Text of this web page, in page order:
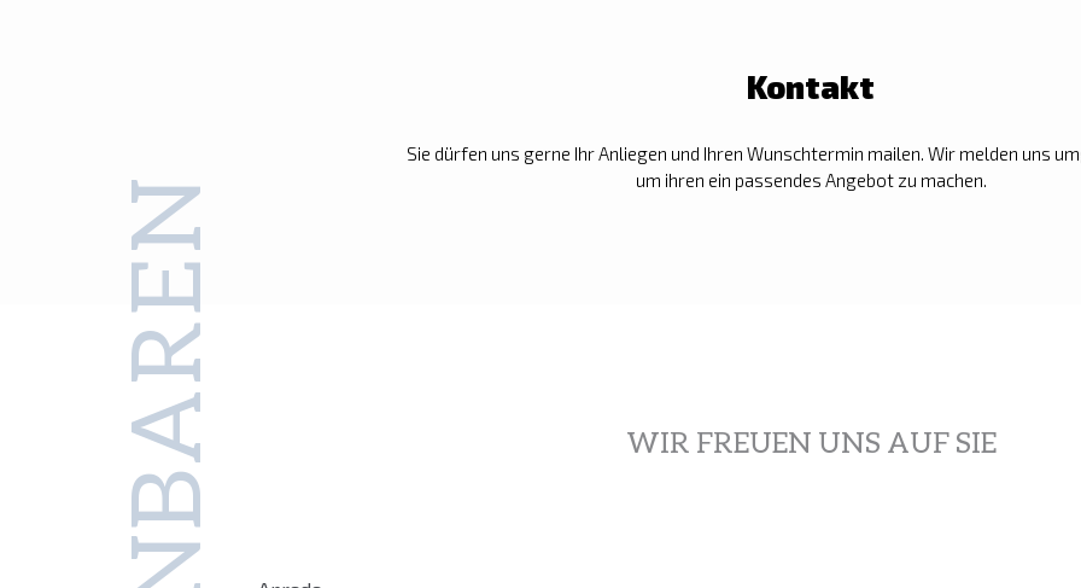
Kontakt
Sie dürfen uns gerne Ihr Anliegen und Ihren Wunschtermin mailen. Wir melden uns
um ihren ein passendes Angebot zu machen.
WIR FREUEN UNS AUF SIE